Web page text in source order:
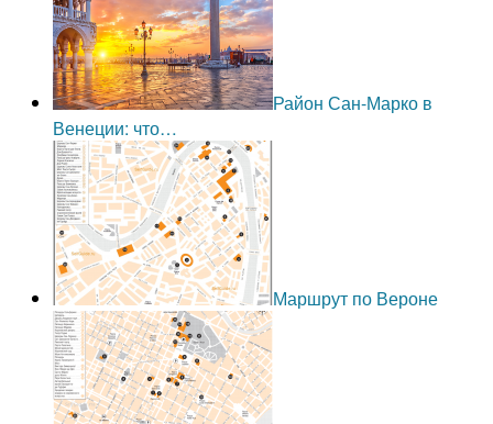
Район Сан-Марко в
Венеции: что…
Маршрут по Вероне